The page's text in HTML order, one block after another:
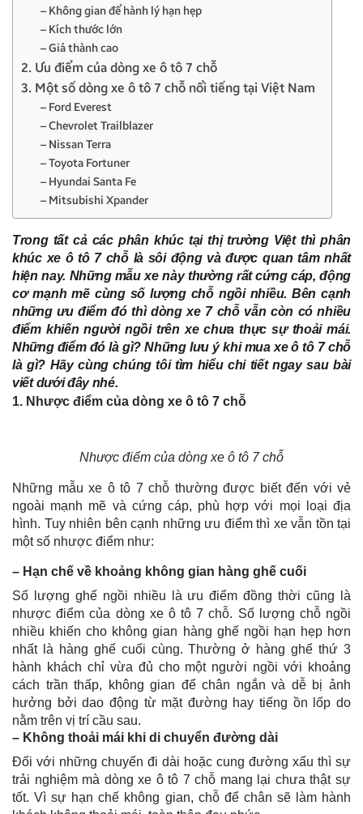
– Không gian để hành lý hạn hẹp
– Kích thước lớn
– Giá thành cao
2. Ưu điểm của dòng xe ô tô 7 chỗ
3. Một số dòng xe ô tô 7 chỗ nổi tiếng tại Việt Nam
– Ford Everest
– Chevrolet Trailblazer
– Nissan Terra
– Toyota Fortuner
– Hyundai Santa Fe
– Mitsubishi Xpander
Trong tất cả các phân khúc tại thị trường Việt thì phân
khúc xe ô tô 7 chỗ là sôi động và được quan tâm nhất
hiện nay. Những mẫu xe này thường rất cứng cáp, động
cơ mạnh mẽ cùng số lượng chỗ ngồi nhiều. Bên cạnh
những ưu điểm đó thì dòng xe 7 chỗ vẫn còn có nhiều
điểm khiến người ngồi trên xe chưa thực sự thoải mái.
Những điểm đó là gì? Những lưu ý khi mua xe ô tô 7 chỗ
là gì? Hãy cùng chúng tôi tìm hiểu chi tiết ngay sau bài
viết dưới đây nhé.
1. Nhược điểm của dòng xe ô tô 7 chỗ
Nhược điểm của dòng xe ô tô 7 chỗ
Những mẫu xe ô tô 7 chỗ thường được biết đến với vẻ
ngoài mạnh mẽ và cứng cáp, phù hợp với mọi loại địa
hình. Tuy nhiên bên cạnh những ưu điểm thì xe vẫn tồn tại
một số nhược điểm như:
– Hạn chế về khoảng không gian hàng ghế cuối
Số lượng ghế ngồi nhiều là ưu điểm đồng thời cũng là
nhược điểm của dòng xe ô tô 7 chỗ. Số lượng chỗ ngồi
nhiều khiến cho không gian hàng ghế ngồi hạn hẹp hơn
nhất là hàng ghế cuối cùng. Thường ở hàng ghế thứ 3
hành khách chỉ vừa đủ cho một người ngồi với khoảng
cách trần thấp, không gian để chân ngắn và dễ bị ảnh
hưởng bởi dao động từ mặt đường hay tiếng ồn lốp do
nằm trên vị trí cầu sau.
– Không thoải mái khi di chuyển đường dài
Đối với những chuyến đi dài hoặc cung đường xấu thì sự
trải nghiệm mà dòng xe ô tô 7 chỗ mang lại chưa thật sự
tốt. Vì sự hạn chế không gian, chỗ để chân sẽ làm hành